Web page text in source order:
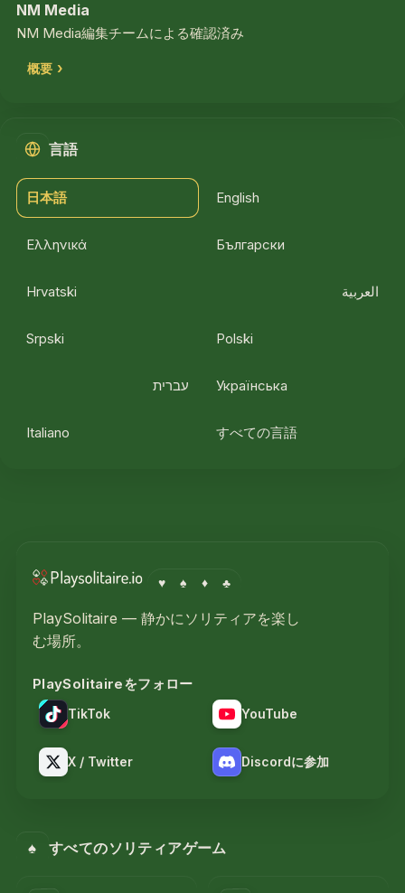
NM Media
NM Media編集チームによる確認済み
概要
言語
日本語 English
Ελληνικά Български
Hrvatski العربية
Srpski Polski
עברית Українська
Italiano すべての言語
♥ ♠ ♦ ♣
PlaySolitaire — 静かにソリティアを楽し
む場所。
PlaySolitaireをフォロー
TikTok YouTube
X / Twitter Discordに参加
♠ すべてのソリティアゲーム